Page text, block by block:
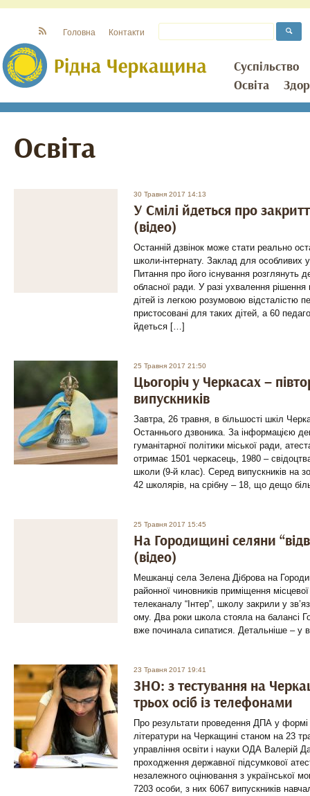
Суспільство
Освіта
Головна Контакти
Освіта
30 Травня 2017 14:13
У Смілі йдеться про
(відео)
Останній дзвінок може стати реально
школи-інтернату. Заклад для особливих
Питання про його існування розглянуть
обласної ради. У разі ухвалення
дітей із легкою розумовою відсталістю
пристосовані для таких дітей, а 60
йдеться […]
25 Травня 2017 21:50
Цьогоріч у Черкасах –
випускників
Завтра, 26 травня, в більшості шкіл
Останнього дзвоника. За інформацією
гуманітарної політики міської ради,
отримає 1501 черкасець, 1980 –
школи (9-й клас). Серед випускників на
42 школярів, на срібну – 18, що дещо
25 Травня 2017 15:45
На Городищині селяни
(відео)
Мешканці села Зелена Діброва на
районної чиновників приміщення
телеканалу “Інтер”, школу закрили у
ому. Два роки школа стояла на балансі
вже починала сипатися. Детальніше – у
23 Травня 2017 19:41
ЗНО: з тестування на
трьох осіб із телефонами
Про результати проведення ДПА у формі
літератури на Черкащині станом на 23
управління освіти і науки ОДА Валерій
проходження державної підсумкової
незалежного оцінювання з української
7203 особи, з них 6067 випускників